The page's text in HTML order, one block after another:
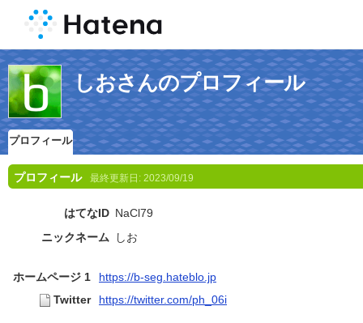
しおさんのプロフィール
プロフィール
プロフィール 最終更新日: 2023/09/19
はてなID NaCl79
ニックネーム
しお
ホームページ 1
https://b-seg.hateblo.jp
Twitter
https://twitter.com/ph_06i